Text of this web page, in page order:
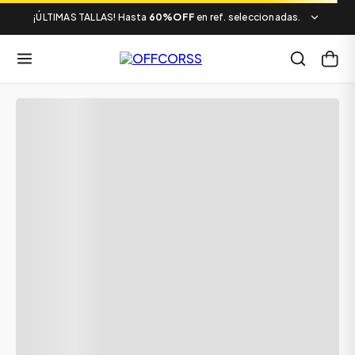
¡ÚLTIMAS TALLAS! Hasta 60%OFF en ref. seleccionadas.